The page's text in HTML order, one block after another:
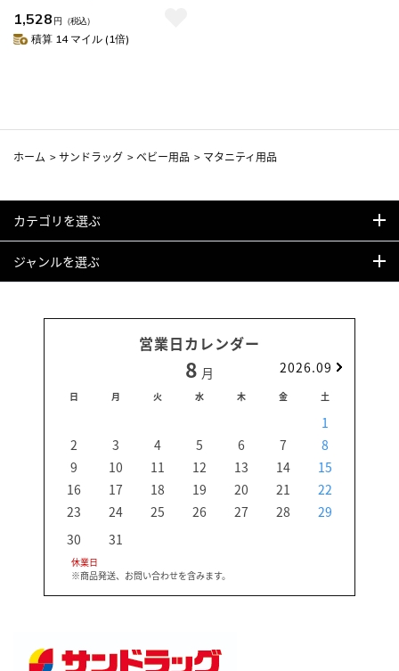
1,528 円 （税込）
積算 14 マイル (1倍)
ホーム >サンドラッグ >ベビー用品 > マタニティ用品
カテゴリを選ぶ
ジャンルを選ぶ
営業日カレンダー
8 月 2026.09
日 月 火 水 木 金 土
1
2
3 4 5 6 7
8
9
10 11 12 13 14
15
16
17 18 19 20 21
22
23
24 25 26 27 28
29
30
31
休業日
※商品発送、お問い合わせを含みます。